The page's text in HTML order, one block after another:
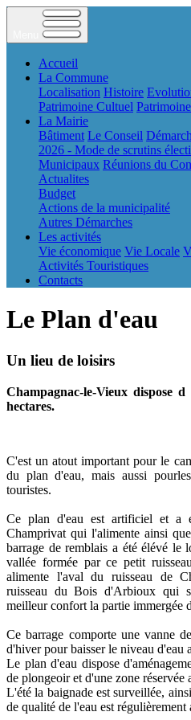
Accueil
La Commune
Localisation Histoire
Patrimoine Cultuel
La Mairie
Bâtiment Le Conseil
2026 - Mode de scrutins
Municipaux Réunions du
Actualites
Budget
Actions de la municipalité
Autres Démarches
Les activités
Vie économique Vie Locale
Activités Touristiques
Contacts
Le Plan d'eau
Un lieu de loisirs
Champagnac-le-Vieux dispose
hectares.
C'est un atout important pour le
du plan d'eau, mais aussi
touristes.
Ce plan d'eau est artificiel et a
Champrivat qui l'alimente ainsi
barrage de remblais a été élévé le
vallée formée par ce petit
alimente l'aval du ruisseau de
ruisseau du Bois d'Arbioux qui
meilleur confort la partie immergée
Ce barrage comporte une vanne
d'hiver pour baisser le niveau d'eau
Le plan d'eau dispose
de plongeoir et d'une zone réservée
L'été la baignade est surveillée,
de qualité de l'eau est régulièrement